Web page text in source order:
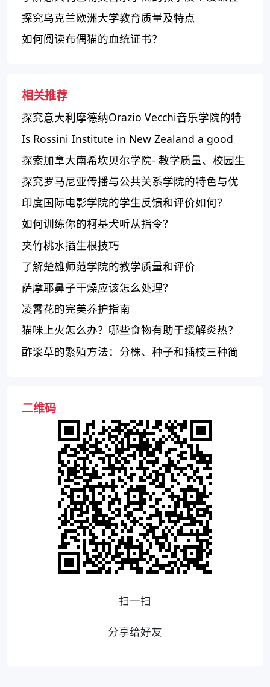
设置
探究乌克兰欧洲大学教育质量及特点
如何阅读布偶猫的血统证书？
相关推荐
探究意大利摩德纳Orazio Vecchi音乐学院的特
点
Is Rossini Institute in New Zealand a good
school?
探索加拿大南希坎贝尔学院- 教学质量、校园生
活和升学机会
探究罗马尼亚传播与公共关系学院的特色与优
势
印度国际电影学院的学生反馈和评价如何？
如何训练你的柯基犬听从指令？
夹竹桃水插生根技巧
了解楚雄师范学院的教学质量和评价
萨摩耶鼻子干燥应该怎么处理？
凌霄花的完美养护指南
猫咪上火怎么办？哪些食物有助于缓解炎热？
酢浆草的繁殖方法：分株、种子和插枝三种简
二维码
扫一扫
分享给好友